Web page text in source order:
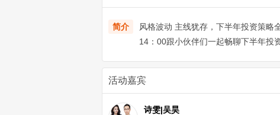
简介
风格波动 主线犹存，下半年投资策略
14：00跟小伙伴们一起畅聊下半年投
活动嘉宾
诗雯|吴昊